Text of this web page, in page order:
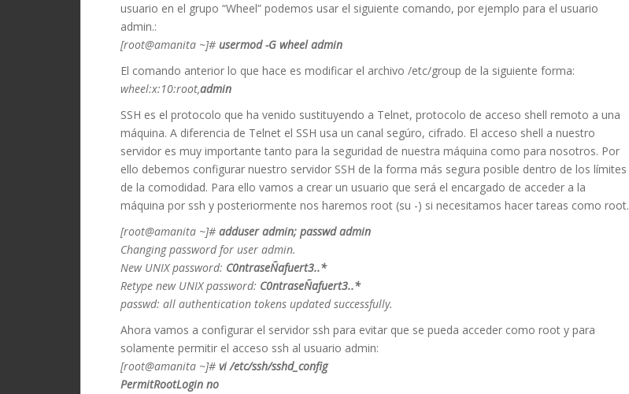
usuario en el grupo “Wheel” podemos usar el siguiente comando, por ejemplo para el usuario
admin.:
[root@amanita ~]# usermod -G wheel admin
El comando anterior lo que hace es modificar el archivo /etc/group de la siguiente forma:
wheel:x:10:root,admin
SSH es el protocolo que ha venido sustituyendo a Telnet, protocolo de acceso shell remoto a una
máquina. A diferencia de Telnet el SSH usa un canal segúro, cifrado. El acceso shell a nuestro
servidor es muy importante tanto para la seguridad de nuestra máquina como para nosotros. Por
ello debemos configurar nuestro servidor SSH de la forma más segura posible dentro de los límites
de la comodidad. Para ello vamos a crear un usuario que será el encargado de acceder a la
máquina por ssh y posteriormente nos haremos root (su -) si necesitamos hacer tareas como root.
[root@amanita ~]# adduser admin; passwd admin
Changing password for user admin.
New UNIX password: C0ntraseÑafuert3..*
Retype new UNIX password: C0ntraseÑafuert3..*
passwd: all authentication tokens updated successfully.
Ahora vamos a configurar el servidor ssh para evitar que se pueda acceder como root y para
solamente permitir el acceso ssh al usuario admin:
[root@amanita ~]# vi /etc/ssh/sshd_config
PermitRootLogin no